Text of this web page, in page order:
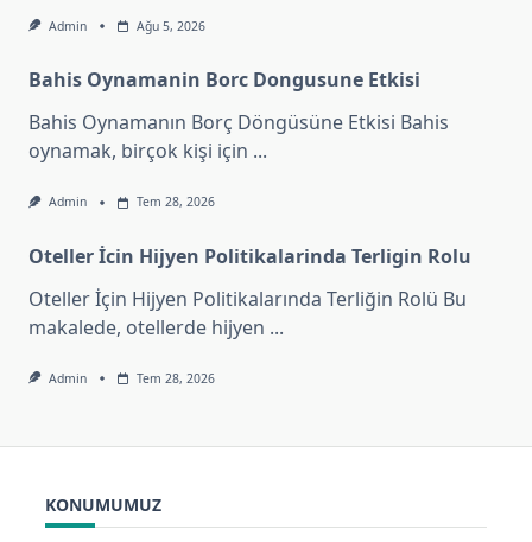
Admin Ağu 5, 2026
Bahis Oynamanin Borc Dongusune Etkisi
Bahis Oynamanın Borç Döngüsüne Etkisi Bahis
oynamak, birçok kişi için ...
Admin Tem 28, 2026
Oteller İcin Hijyen Politikalarinda Terligin Rolu
Oteller İçin Hijyen Politikalarında Terliğin Rolü Bu
makalede, otellerde hijyen ...
Admin Tem 28, 2026
KONUMUMUZ